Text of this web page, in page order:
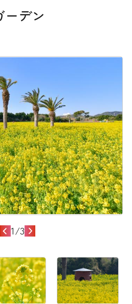
デン
1/3